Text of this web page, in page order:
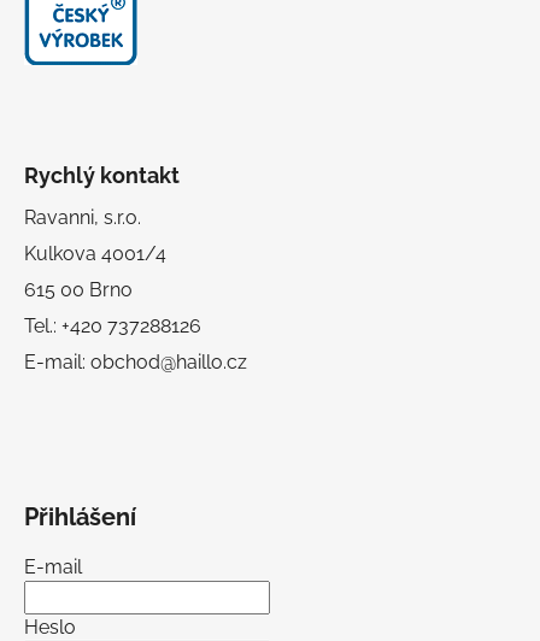
Rychlý kontakt
Ravanni, s.r.o.
Kulkova 4001/4
615 00 Brno
Tel.: +420 737288126
E-mail: obchod@haillo.cz
Přihlášení
E-mail
Heslo